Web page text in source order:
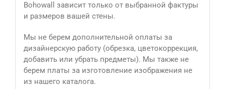
Bohowall зависит только от выбранной фактуры
и размеров вашей стены.
Мы не берем дополнительной оплаты за
дизайнерскую работу (обрезка, цветокоррекция,
добавить или убрать предметы). Мы также не
берем платы за изготовление изображения не
из нашего каталога.